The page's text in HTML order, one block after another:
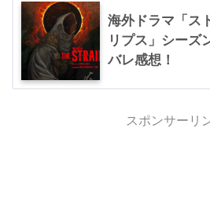
海外ドラマ「ス
リプス」シーズ
バレ感想！
スポンサーリ